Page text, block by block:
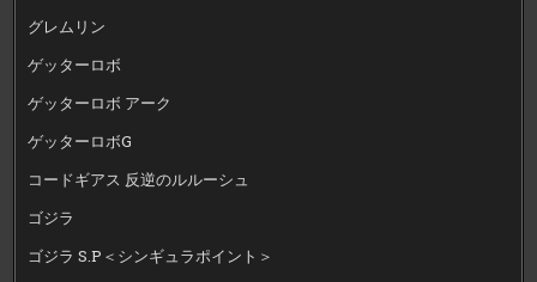
グレムリン
ゲッターロボ
ゲッターロボ アーク
ゲッターロボG
コードギアス 反逆のルルーシュ
ゴジラ
ゴジラ S.P＜シンギュラポイント＞